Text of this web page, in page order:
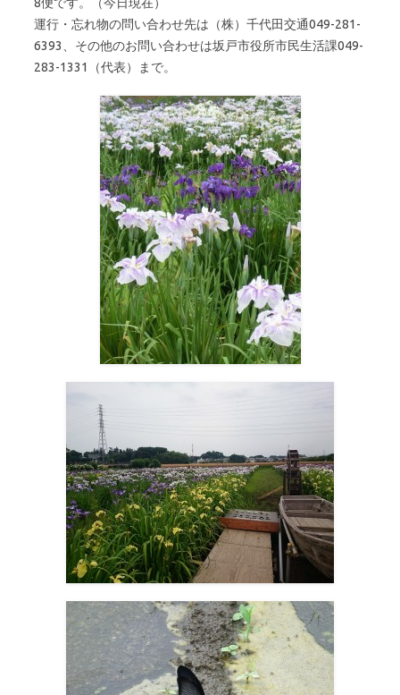
運行・忘れ物の問い合わせ先は（株）千代田交通049-281-
6393、その他のお問い合わせは坂戸市役所市民生活課049-
283-1331（代表）まで。